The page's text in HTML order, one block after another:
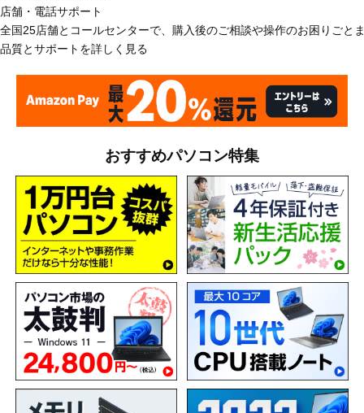
店舗・電話サポート
全国25店舗とコールセンターで、購入後のご相談や操作のお困りごと
品質とサポートを詳しく見る
おすすめパソコン特集